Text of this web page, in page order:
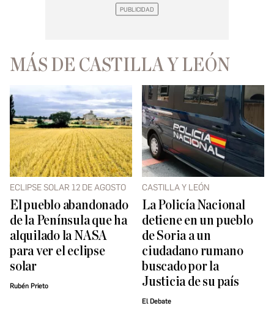
MÁS DE CASTILLA Y LEÓN
ECLIPSE SOLAR 12 DE AGOSTO
El pueblo abandonado
de la Península que ha
alquilado la NASA
para ver el eclipse
solar
Rubén Prieto
CASTILLA Y LEÓN
La Policía Nacional
detiene en un pueblo
de Soria a un
ciudadano rumano
buscado por la
Justicia de su país
El Debate